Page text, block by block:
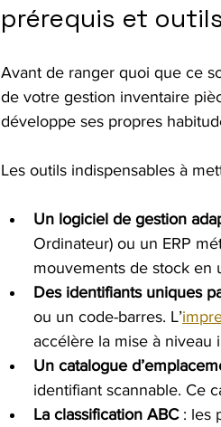
prérequis et
Avant de ranger quoi que ce
de votre gestion inventaire
développe ses propres
Les outils indispensables à
Un logiciel de gestion
Ordinateur) ou un ERP
mouvements de stock en
Des identifiants uniques
ou un code-barres. L’
accélère la mise à niveau
Un catalogue
identifiant scannable. Ce
La classification ABC : les